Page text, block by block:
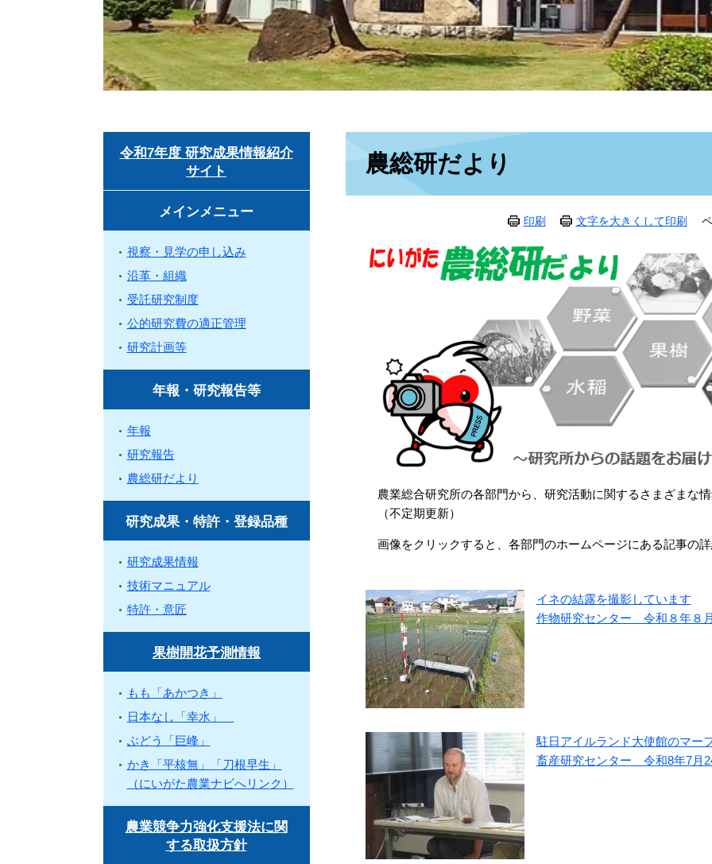
農総研だより
印刷 文字を大きくして印刷
農業総合研究所の各部門から、研究活動に関するさまざまな情
（不定期更新）
画像をクリックすると、各部門のホームページにある記事の詳
イネの結露を撮影しています
作物研究センター 令和８年８
駐日アイルランド大使館のマー
畜産研究センター 令和8年7月
令和7年度 研究成果情報紹介
サイト
メインメニュー
視察・見学の申し込み
沿革・組織
受託研究制度
公的研究費の適正管理
研究計画等
年報・研究報告等
年報
研究報告
農総研だより
研究成果・特許・登録品種
研究成果情報
技術マニュアル
特許・意匠
果樹開花予測情報
もも「あかつき」
日本なし「幸水」
ぶどう「巨峰」
かき「平核無」「刀根早生」
（にいがた農業ナビへリンク）
農業競争力強化支援法に関
する取扱方針